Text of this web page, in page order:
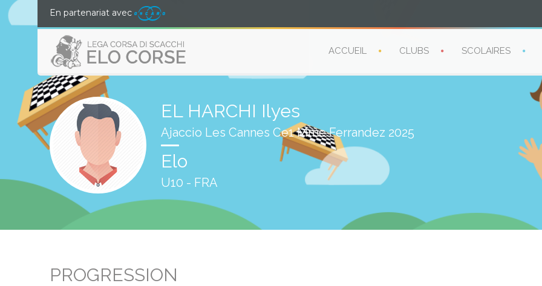
En partenariat avec
ACCUEIL CLUBS SCOLAIRES
EL HARCHI Ilyes
Ajaccio Les Cannes Ce1 Mme Ferrandez 2025
Elo
U10 - FRA
PROGRESSION